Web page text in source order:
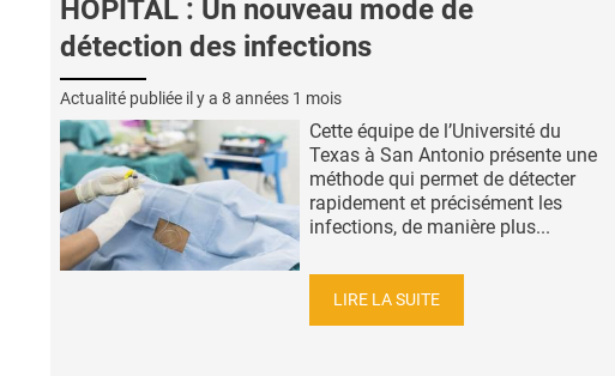
HÔPITAL : Un nouveau mode de
détection des infections
Actualité publiée il y a 8 années 1 mois
Cette équipe de l’Université du
Texas à San Antonio présente une
méthode qui permet de détecter
rapidement et précisément les
infections, de manière plus...
LIRE LA SUITE